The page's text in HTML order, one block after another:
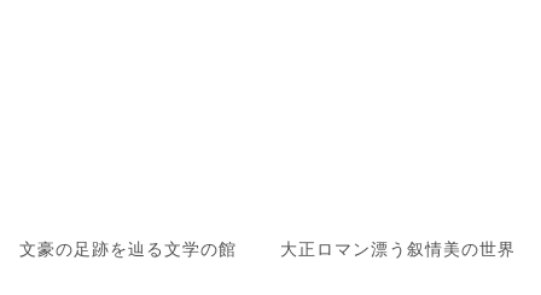
文豪の足跡を辿る文学の館 大正ロマン漂う叙情美の世界